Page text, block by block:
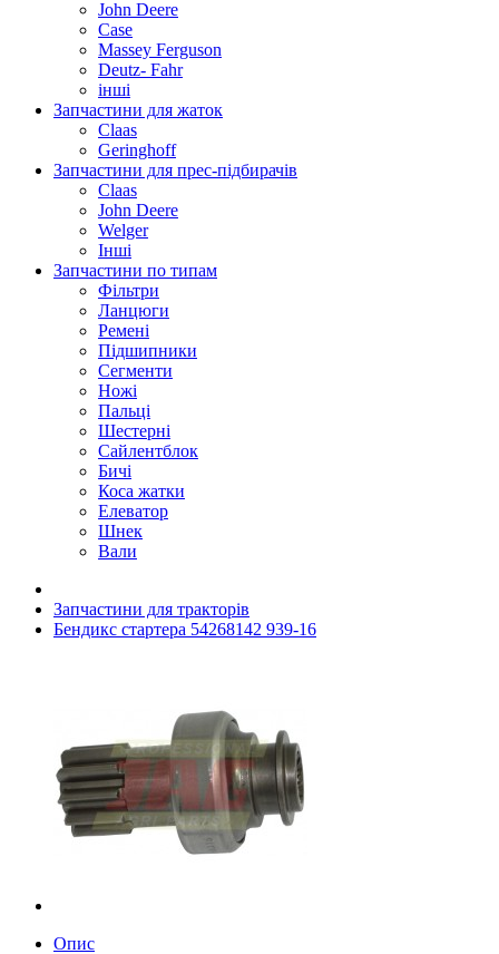
John Deere
Case
Massey Ferguson
Deutz- Fahr
інші
Запчастини для жаток
Claas
Geringhoff
Запчастини для прес-підбирачів
Claas
John Deere
Welger
Інші
Запчастини по типам
Фільтри
Ланцюги
Ремені
Підшипники
Сегменти
Ножі
Пальці
Шестерні
Сайлентблок
Бичі
Коса жатки
Елеватор
Шнек
Вали
Запчастини для тракторів
Бендикс стартера 54268142 939-16
Опис